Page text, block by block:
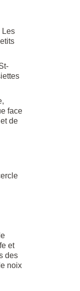
Les
face
de
et
des
noix